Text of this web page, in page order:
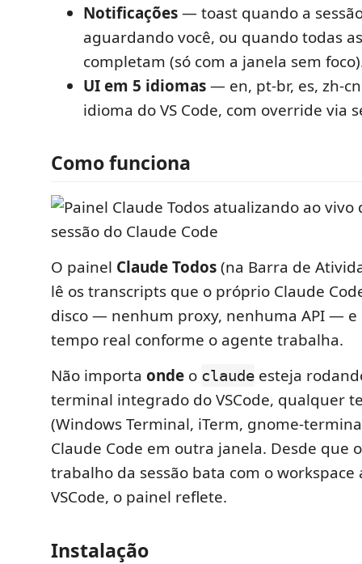
Notificações— toast quando a
aguardando você, ou quando todas
completam (só com a janela sem
UI em 5 idiomas— en, pt-br, es, zh-
idioma do VS Code, com override via
Como funciona
O painel Claude Todos(na Barra de
lê os transcripts que o próprio Claude
disco — nenhum proxy, nenhuma API —
tempo real conforme o agente trabalha.
Não importa onde o claude esteja
terminal integrado do VSCode, qualquer
(Windows Terminal, iTerm, gnome-
Claude Code em outra janela. Desde que
trabalho da sessão bata com o workspace
VSCode, o painel reflete.
Instalação